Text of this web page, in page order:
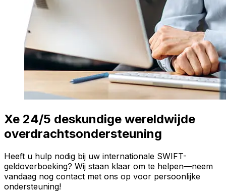
Xe 24/5 deskundige wereldwijde
overdrachtsondersteuning
Heeft u hulp nodig bij uw internationale SWIFT-
geldoverboeking? Wij staan klaar om te helpen—neem
vandaag nog contact met ons op voor persoonlijke
ondersteuning!